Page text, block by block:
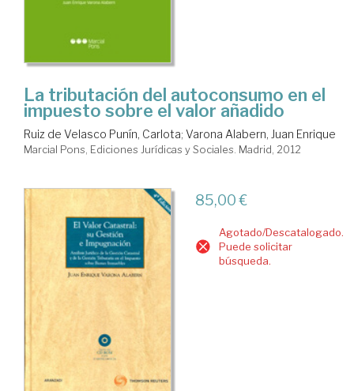
La tributación del autoconsumo en el
impuesto sobre el valor añadido
Ruiz de Velasco Punín, Carlota; Varona Alabern, Juan Enrique
Marcial Pons, Ediciones Jurídicas y Sociales. Madrid, 2012
85,00 €
Agotado/Descatalogado.
Puede solicitar
búsqueda.